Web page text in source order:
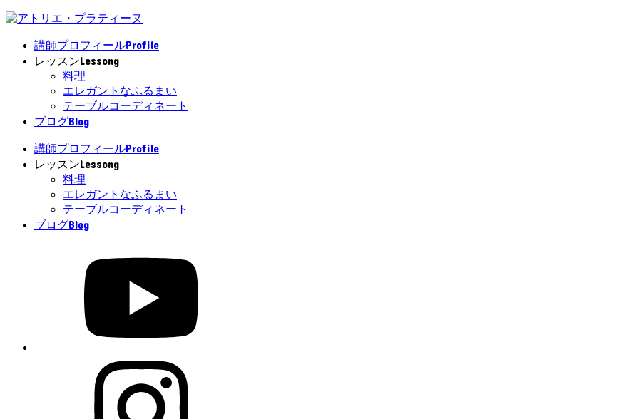
講師プロフィールProfile
レッスンLessong
料理
エレガントなふるまい
テーブルコーディネート
ブログBlog
講師プロフィールProfile
レッスンLessong
料理
エレガントなふるまい
テーブルコーディネート
ブログBlog